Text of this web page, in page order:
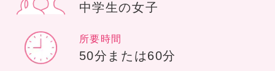
中学生の女子
所要時間
50分または60分